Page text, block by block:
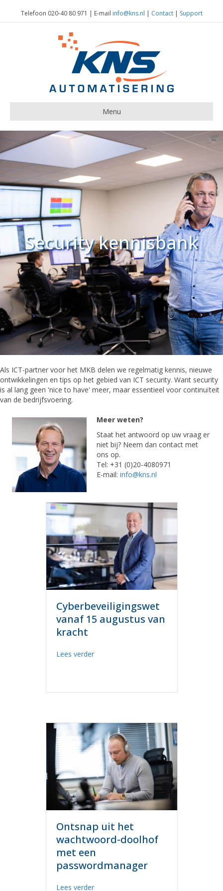
Telefoon 020-40 80 971 | E-mail info@kns.nl | Contact| Support
Menu
Security kennisbank
Als ICT-partner voor het MKB delen we regelmatig kennis, nieuwe
ontwikkelingen en tips op het gebied van ICT security. Want security
is al lang geen 'nice to have' meer, maar essentieel voor continuïteit
van de bedrijfsvoering.
Meer weten?
Staat het antwoord op uw vraag er
niet bij? Neem dan contact met
ons op.
Tel: +31 (0)20-4080971
E-mail: info@kns.nl
Cyberbeveiligingswet
vanaf 15 augustus van
kracht
Lees verderabout Cyberbeveiligingswet vanaf 15
Ontsnap uit het
wachtwoord-doolhof
met een
passwordmanager
Lees verderabout Ontsnap uit het wachtwoord-